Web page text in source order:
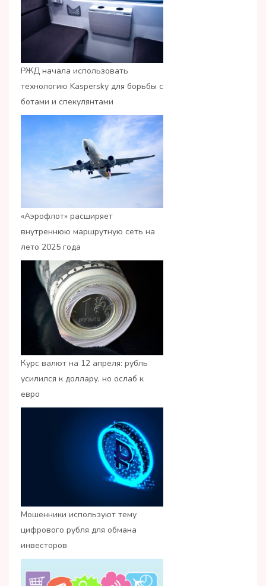
РЖД начала использовать
технологию Kaspersky для борьбы с
ботами и спекулянтами
«Аэрофлот» расширяет
внутреннюю маршрутную сеть на
лето 2025 года
Курс валют на 12 апреля: рубль
усилился к доллару, но ослаб к
евро
Мошенники используют тему
цифрового рубля для обмана
инвесторов